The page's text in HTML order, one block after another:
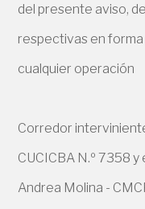
del presente aviso,
respectivas en forma
cualquier operación
Corredor
CUCICBA N.º 7358
Andrea Molina -